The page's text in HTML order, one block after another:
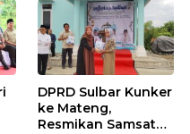
DPRD Sulbar Kunker
ke Mateng,
Resmikan Samsat